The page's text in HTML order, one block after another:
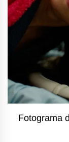
Fotograma